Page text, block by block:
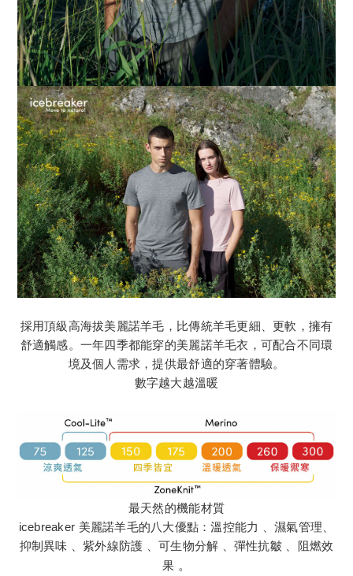
採用頂級高海拔美麗諾羊毛，比傳統羊毛更細、更軟，擁有
舒適觸感。一年四季都能穿的美麗諾羊毛衣，可配合不同環
境及個人需求，提供最舒適的穿著體驗。
數字越大越溫暖
最天然的機能材質
icebreaker 美麗諾羊毛的八大優點：溫控能力 、濕氣管理、
抑制異味 、紫外線防護 、可生物分解 、彈性抗皺 、阻燃效
果 。